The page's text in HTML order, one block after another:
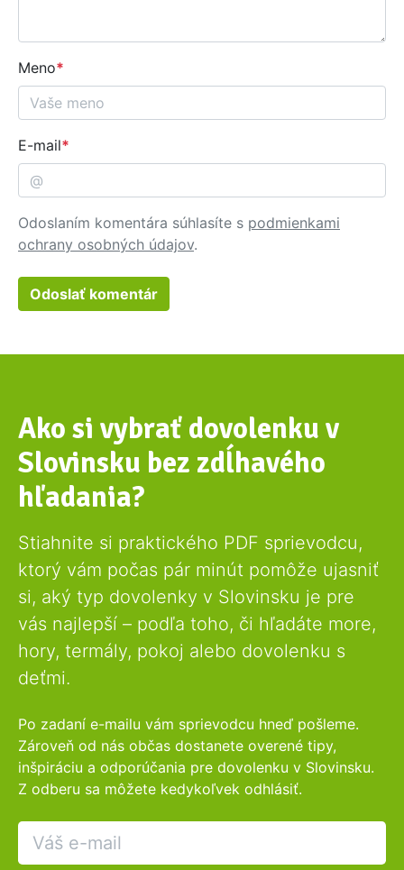
Meno
E-mail
Odoslaním komentára súhlasíte s podmienkami
ochrany osobných údajov.
Odoslať komentár
Ako si vybrať dovolenku v
Slovinsku bez zdĺhavého
hľadania?
Stiahnite si praktického PDF sprievodcu,
ktorý vám počas pár minút pomôže ujasniť
si, aký typ dovolenky v Slovinsku je pre
vás najlepší – podľa toho, či hľadáte more,
hory, termály, pokoj alebo dovolenku s
deťmi.
Po zadaní e-mailu vám sprievodcu hneď pošleme.
Zároveň od nás občas dostanete overené tipy,
inšpiráciu a odporúčania pre dovolenku v Slovinsku.
Z odberu sa môžete kedykoľvek odhlásiť.